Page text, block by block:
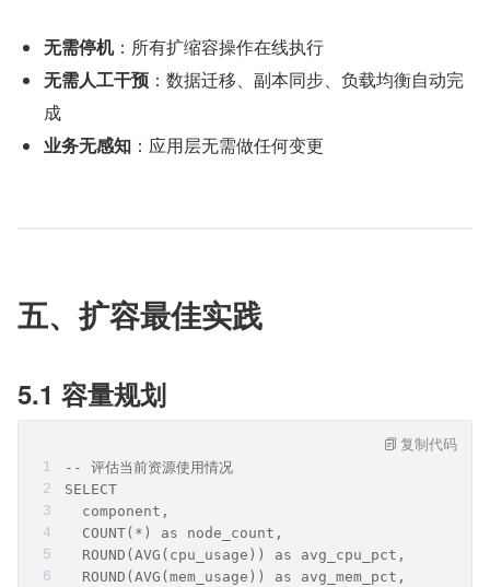
无需停机：所有扩缩容操作在线执行
无需人工干预 ：数据迁移、副本同步、负载均衡自动完
成
业务无感知 ：应用层无需做任何变更
五、扩容最佳实践
5.1 容量规划
-- 评估当前资源使用情况
SELECT
  component,
  COUNT(*) as node_count,
  ROUND(AVG(cpu_usage)) as avg_cpu_pct,
  ROUND(AVG(mem_usage)) as avg_mem_pct,
复制代码